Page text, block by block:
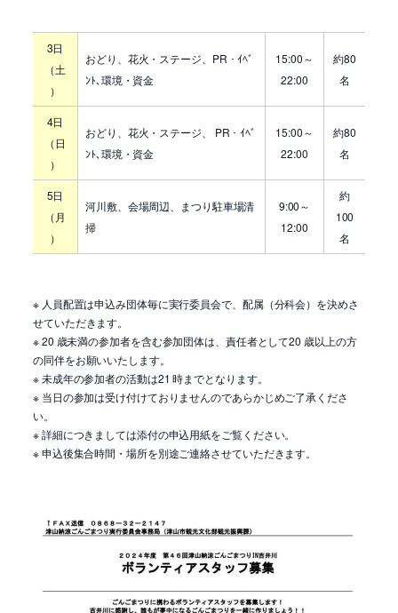
3日
（土
）
おどり、花火・ステージ、PR・ｲﾍﾞ
ﾝﾄ､環境・資金
15:00～
22:00
約80
名
4日
（日
）
おどり、花火・ステージ、 PR・ｲﾍﾞ
ﾝﾄ､環境・資金
15:00～
22:00
約80
名
5日
（月
）
河川敷、会場周辺、まつり駐車場清
掃
9:00～
12:00
約
100
名
※ 人員配置は申込み団体毎に実行委員会で、配属（分科会）を決めさ
せていただきます。
※ 20 歳未満の参加者を含む参加団体は、責任者として20 歳以上の方
の同伴をお願いいたします。
※ 未成年の参加者の活動は21 時までとなります。
※ 当日の参加は受け付けておりませんのであらかじめご了承くださ
い。
※ 詳細につきましては添付の申込用紙をご覧ください。
※ 申込後集合時間・場所を別途ご連絡させていただきます。